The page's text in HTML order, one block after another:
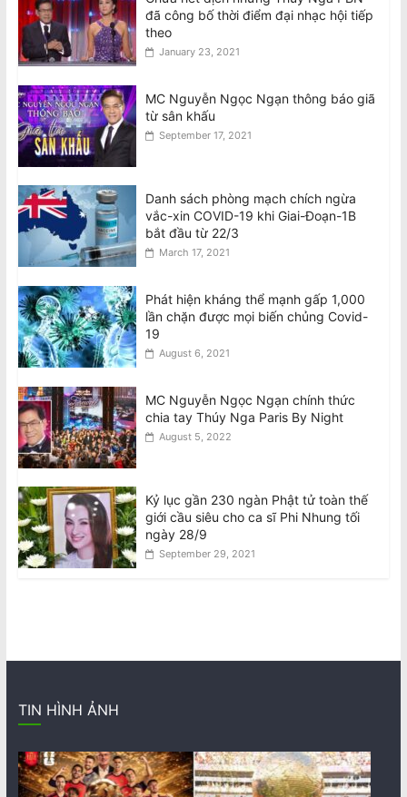
đã công bố thời điểm đại nhạc hội tiếp
theo
January 23, 2021
MC Nguyễn Ngọc Ngạn thông báo giã
từ sân khấu
September 17, 2021
Danh sách phòng mạch chích ngừa
vắc-xin COVID-19 khi Giai-Đoạn-1B
bắt đầu từ 22/3
March 17, 2021
Phát hiện kháng thể mạnh gấp 1,000
lần chặn được mọi biến chủng Covid-
19
August 6, 2021
MC Nguyễn Ngọc Ngạn chính thức
chia tay Thúy Nga Paris By Night
August 5, 2022
Kỷ lục gần 230 ngàn Phật tử toàn thế
giới cầu siêu cho ca sĩ Phi Nhung tối
ngày 28/9
September 29, 2021
TIN HÌNH ẢNH